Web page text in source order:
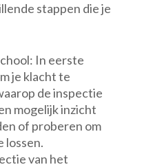
stappen die je
In eerste
je klacht te
de inspectie
mogelijk inzicht
of proberen om
lossen.
van het